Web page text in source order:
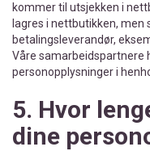
kommer til utsjekken i
lagres i nettbutikken, men
betalingsleverandør,
Våre samarbeidspartnere
personopplysninger i
5. Hvor
dine